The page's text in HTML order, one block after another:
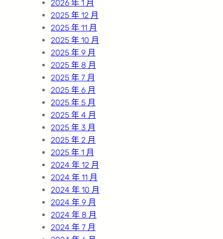
2026 年 1 月
2025 年 12 月
2025 年 11 月
2025 年 10 月
2025 年 9 月
2025 年 8 月
2025 年 7 月
2025 年 6 月
2025 年 5 月
2025 年 4 月
2025 年 3 月
2025 年 2 月
2025 年 1 月
2024 年 12 月
2024 年 11 月
2024 年 10 月
2024 年 9 月
2024 年 8 月
2024 年 7 月